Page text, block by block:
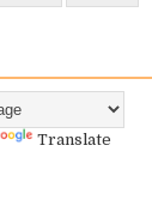
Translate